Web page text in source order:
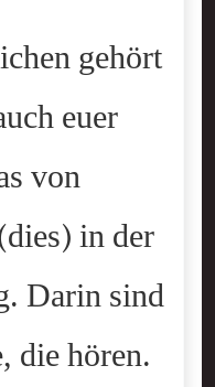
gehört
euer
von
in der
Darin sind
die hören.